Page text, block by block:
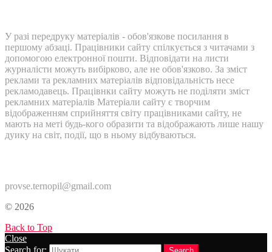
У разі передруку матеріалів - обов'язкове посилання в
першому абзаці. Працівники сайту спілкується з читачами з
допомогою електронної пошти. Відповідати на листи
журналісти можуть вибірково, але не обов'язково. За зміст
реклами та рекламних матеріалів відповідальність несе
рекламодавець. Працівнки сайту можуть не поділяти зміст
рекламних матеріалів Матеріали сайту є творчим
відображенням сприйняття світу працівниками сайту, не
мають на меті будь-кого образити та відображають лише нашу
дуику на світ, події, що в ньому відбуваються.
provse.ternopil@gmail.com
© 2026
Back to Top
Close